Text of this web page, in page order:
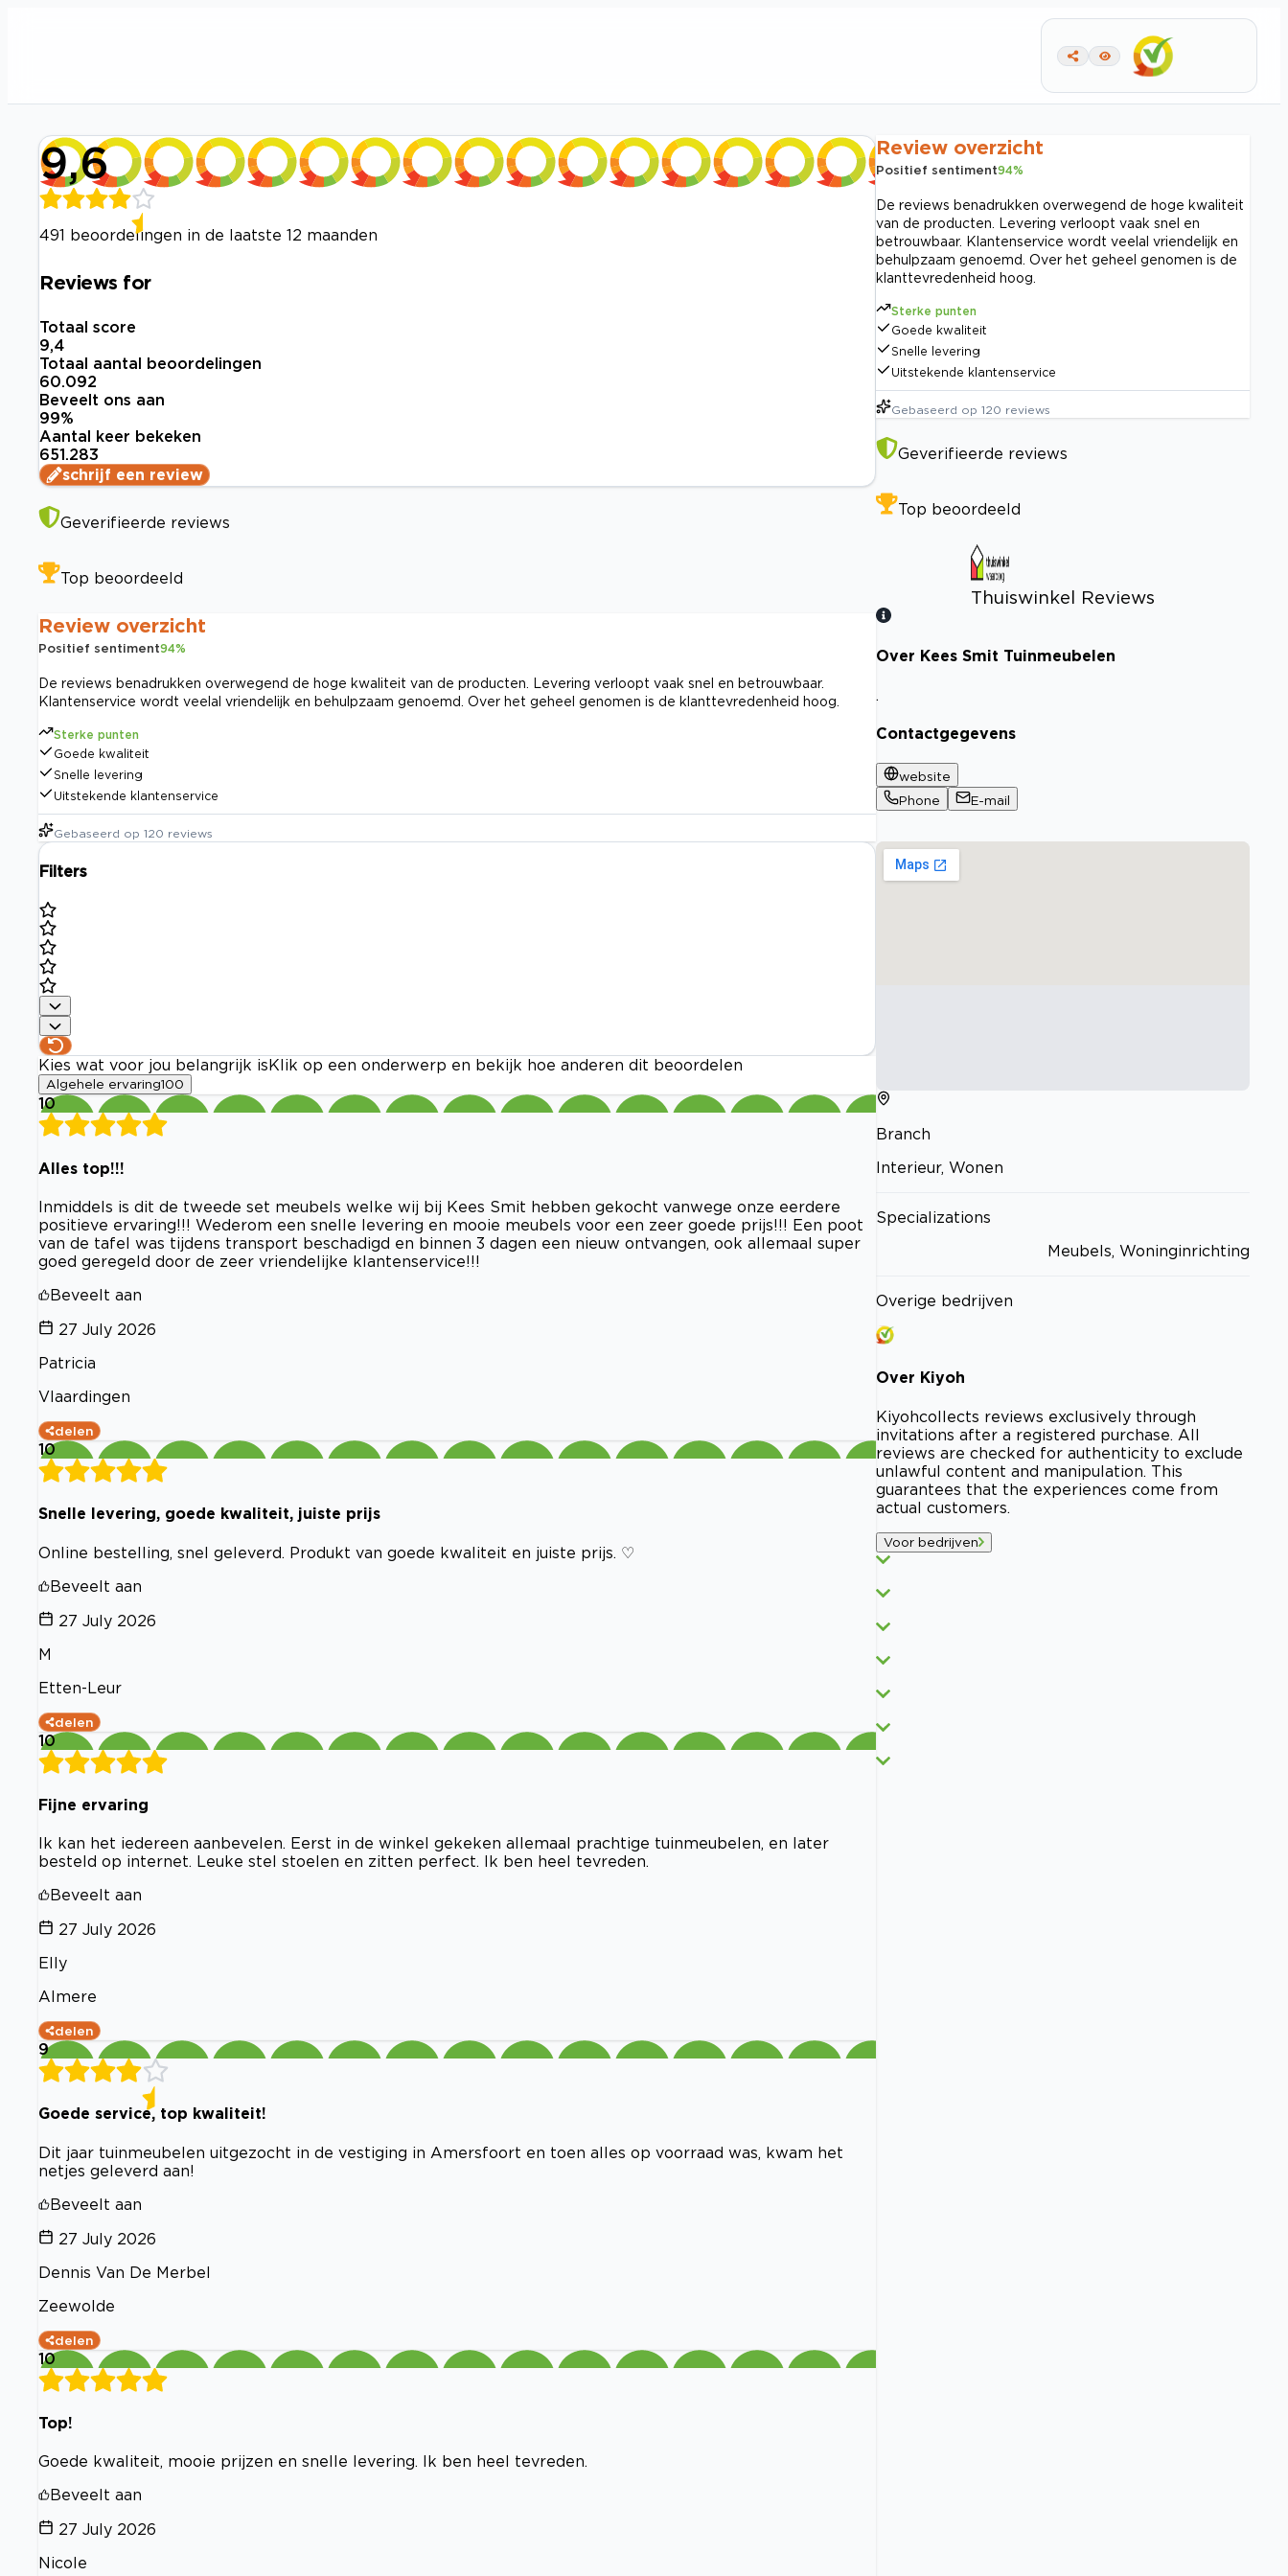
9,6
491 beoordelingen in de laatste 12 maanden
Reviews for
Totaal score
9,4
Totaal aantal beoordelingen
60.092
Beveelt ons aan
99%
Aantal keer bekeken
651.283
schrijf een review
Geverifieerde reviews
Top beoordeeld
Review overzicht
Positief sentiment94%
De reviews benadrukken overwegend de hoge kwaliteit van de producten. Levering verloopt vaak snel en betrouwbaar.
Klantenservice wordt veelal vriendelijk en behulpzaam genoemd. Over het geheel genomen is de klanttevredenheid hoog.
Sterke punten
Goede kwaliteit
Snelle levering
Uitstekende klantenservice
Gebaseerd op 120 reviews
Filters
Kies wat voor jou belangrijk is Klik op een onderwerp en bekijk hoe anderen dit beoordelen
Algehele ervaring100
10
Alles top!!!
Inmiddels is dit de tweede set meubels welke wij bij Kees Smit hebben gekocht vanwege onze eerdere
positieve ervaring!!! Wederom een snelle levering en mooie meubels voor een zeer goede prijs!!! Een poot
van de tafel was tijdens transport beschadigd en binnen 3 dagen een nieuw ontvangen, ook allemaal super
goed geregeld door de zeer vriendelijke klantenservice!!!
Beveelt aan
27 July 2026
Patricia
Vlaardingen
delen
10
Snelle levering, goede kwaliteit, juiste prijs
Online bestelling, snel geleverd. Produkt van goede kwaliteit en juiste prijs. ♡
Beveelt aan
27 July 2026
M
Etten-Leur
delen
10
Fijne ervaring
Ik kan het iedereen aanbevelen. Eerst in de winkel gekeken allemaal prachtige tuinmeubelen, en later
besteld op internet. Leuke stel stoelen en zitten perfect. Ik ben heel tevreden.
Beveelt aan
27 July 2026
Elly
Almere
delen
9
Goede service, top kwaliteit!
Dit jaar tuinmeubelen uitgezocht in de vestiging in Amersfoort en toen alles op voorraad was, kwam het
netjes geleverd aan!
Beveelt aan
27 July 2026
Dennis Van De Merbel
Zeewolde
delen
10
Top!
Goede kwaliteit, mooie prijzen en snelle levering. Ik ben heel tevreden.
Beveelt aan
27 July 2026
Nicole
Review overzicht
Positief sentiment94%
De reviews benadrukken overwegend de hoge kwaliteit
van de producten. Levering verloopt vaak snel en
betrouwbaar. Klantenservice wordt veelal vriendelijk en
behulpzaam genoemd. Over het geheel genomen is de
klanttevredenheid hoog.
Sterke punten
Goede kwaliteit
Snelle levering
Uitstekende klantenservice
Gebaseerd op 120 reviews
Geverifieerde reviews
Top beoordeeld
Thuiswinkel Reviews
Bekijk certificaat
Over Kees Smit Tuinmeubelen
Contactgegevens
website
Phone
E-mail
Branch
Interieur, Wonen
Specializations
Meubels, Woninginrichting
Overige bedrijven
Over Kiyoh
Kiyohcollects reviews exclusively through
invitations after a registered purchase. All
reviews are checked for authenticity to exclude
unlawful content and manipulation. This
guarantees that the experiences come from
actual customers.
Voor bedrijven